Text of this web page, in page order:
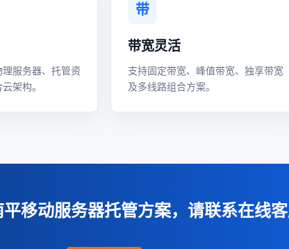
服务器、托管资
架构。
带
带宽灵活
支持固定带宽、峰值带宽、独享带宽
及多线路组合方案。
移动服务器托管方案，请联系在线